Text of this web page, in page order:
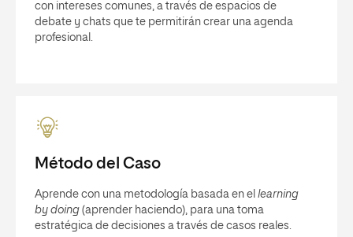
con intereses comunes, a través de espacios de
debate y chats que te permitirán crear una agenda
profesional.
Método del Caso
Aprende con una metodología basada en el learning
by doing (aprender haciendo), para una toma
estratégica de decisiones a través de casos reales.